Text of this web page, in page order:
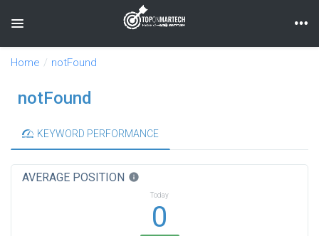
Toggle navigation
Home notFound
notFound
KEYWORD PERFORMANCE
AVERAGE POSITION info
Today
0